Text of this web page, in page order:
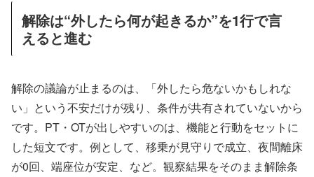
解除は“外したら何が起きるか”を1行で言
えると進む
解除の議論が止まるのは、「外したら危ないかもしれな
い」という不安だけが残り、条件が共有されていないから
です。PT・OTが出しやすいのは、機能と行動をセットに
した短文です。例として、移乗が見守りで成立、夜間離床
が0回、端座位が安定、など。観察結果をそのまま解除条